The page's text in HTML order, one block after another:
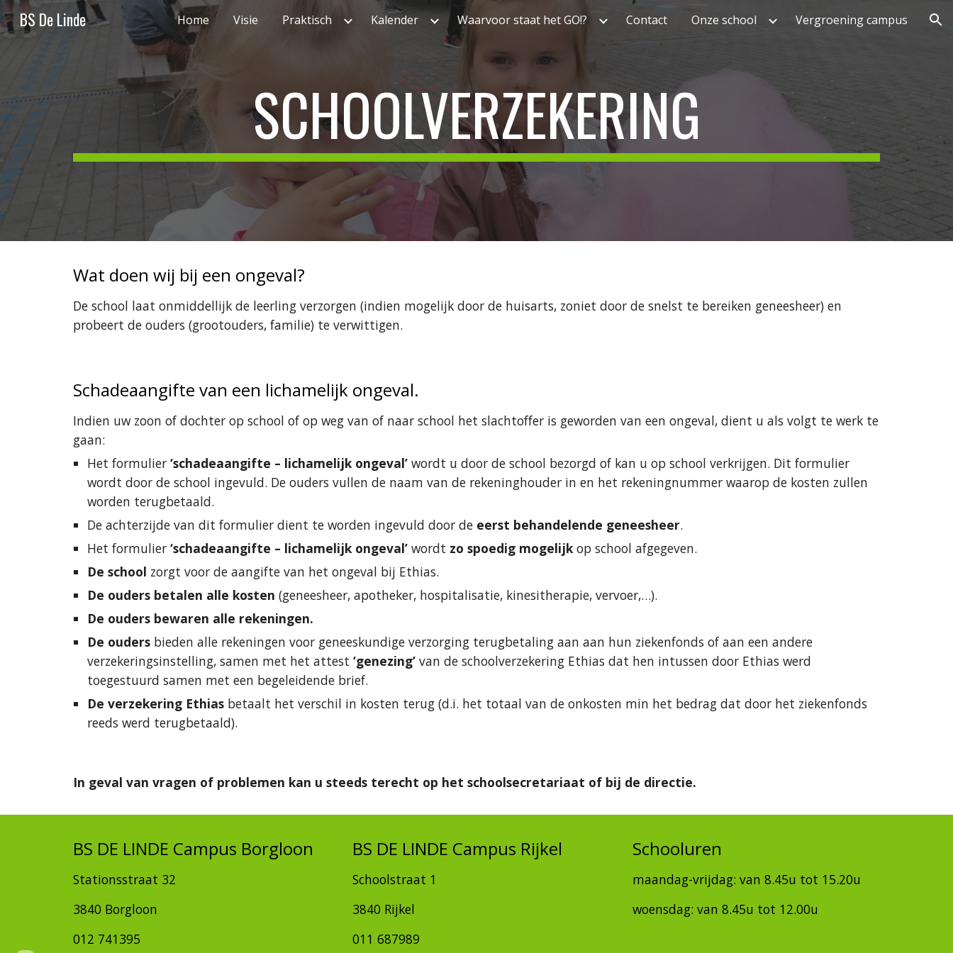
Skip to main content Skip to navigation
BS De Linde Home Visie Praktisch Kalender Waarvoor staat het GO!? Contact Onze school Vergroening campus
SCHOOLVERZEKERING
Wat doen wij bij een ongeval?
De school laat onmiddellijk de leerling verzorgen (indien mogelijk door de huisarts, zoniet door de snelst te bereiken geneesheer) en
probeert de ouders (grootouders, familie) te verwittigen.
Schadeaangifte van een lichamelijk ongeval.
Indien uw zoon of dochter op school of op weg van of naar school het slachtoffer is geworden van een ongeval, dient u als volgt te werk te
gaan:
Het formulier ‘schadeaangifte – lichamelijk ongeval’ wordt u door de school bezorgd of kan u op school verkrijgen. Dit formulier
wordt door de school ingevuld. De ouders vullen de naam van de rekeninghouder in en het rekeningnummer waarop de kosten zullen
worden terugbetaald.
De achterzijde van dit formulier dient te worden ingevuld door de eerst behandelende geneesheer.
Het formulier ‘schadeaangifte – lichamelijk ongeval’ wordt zo spoedig mogelijk op school afgegeven.
De school zorgt voor de aangifte van het ongeval bij Ethias.
De ouders betalen alle kosten (geneesheer, apotheker, hospitalisatie, kinesitherapie, vervoer,…).
De ouders bewaren alle rekeningen.
De ouders bieden alle rekeningen voor geneeskundige verzorging terugbetaling aan aan hun ziekenfonds of aan een andere
verzekeringsinstelling, samen met het attest ‘genezing’ van de schoolverzekering Ethias dat hen intussen door Ethias werd
toegestuurd samen met een begeleidende brief.
De verzekering Ethias betaalt het verschil in kosten terug (d.i. het totaal van de onkosten min het bedrag dat door het ziekenfonds
reeds werd terugbetaald).
In geval van vragen of problemen kan u steeds terecht op het schoolsecretariaat of bij de directie.
BS DE LINDE Campus Borgloon
Stationsstraat 32
3840 Borgloon
012 741395
BS DE LINDE Campus Rijkel
Schoolstraat 1
3840 Rijkel
011 687989
Schooluren
maandag-vrijdag: van 8.45u tot 15.20u
woensdag: van 8.45u tot 12.00u